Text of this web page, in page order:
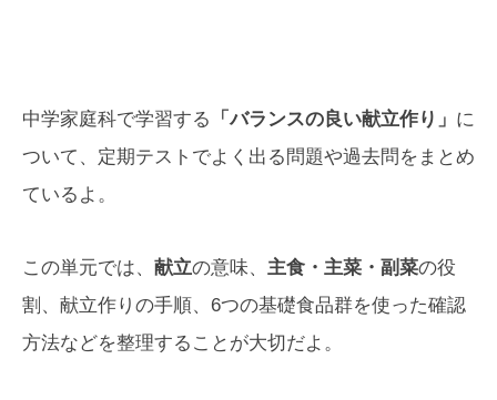
中学家庭科で学習する 「バランスの良い献立作り」 に
ついて、定期テストでよく出る問題や過去問をまとめ
ているよ。
この単元では、 献立の意味、 主食・主菜・副菜の役
割、献立作りの手順、6つの基礎食品群を使った確認
方法などを整理することが大切だよ。